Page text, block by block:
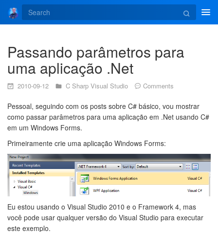
Passando parâmetros para
uma aplicação .Net
2010-09-12 C Sharp Visual Studio Comments
Pessoal, seguindo com os posts sobre C# básico, vou mostrar
como passar parâmetros para uma aplicação em .Net usando C#
em um Windows Forms.
Primeiramente crie uma aplicação Windows Forms:
Eu estou usando o Visual Studio 2010 e o Framework 4, mas
você pode usar qualquer versão do Visual Studio para executar
este exemplo.